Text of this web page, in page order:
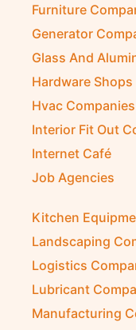
Furniture
Generator
Glass And
Hardware Shops
Hvac Companies
Interior Fit Out
Internet Café
Job Agencies
Kitchen
Landscaping
Logistics
Lubricant
Manufacturing